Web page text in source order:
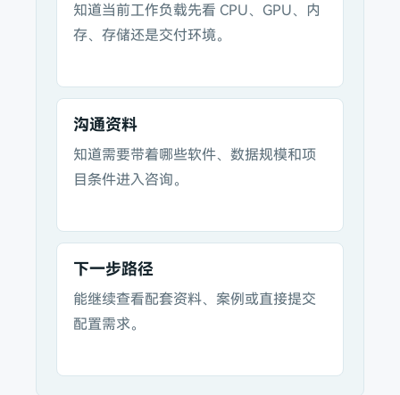
知道当前工作负载先看 CPU、GPU、内
存、存储还是交付环境。
沟通资料
知道需要带着哪些软件、数据规模和项
目条件进入咨询。
下一步路径
能继续查看配套资料、案例或直接提交
配置需求。